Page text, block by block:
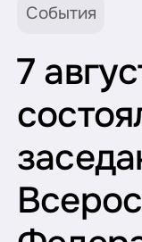
События
7